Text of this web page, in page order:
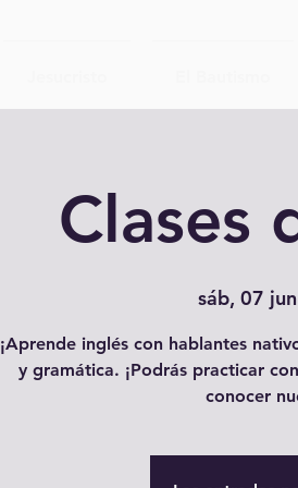
Clases
sáb, 07 jun
¡Aprende inglés con hablantes
y gramática. ¡Podrás practicar
conocer